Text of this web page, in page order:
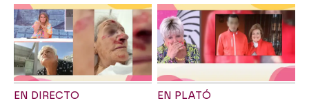
EN DIRECTO EN PLATÓ